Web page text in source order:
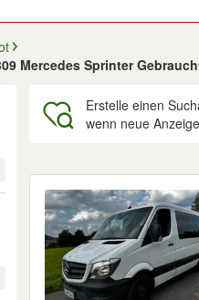
Mercedes Sprinter
Erstelle einen
wenn neue